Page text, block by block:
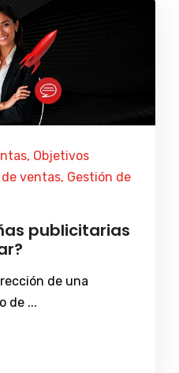
Objetivos
ventas, Gestión de
publicitarias
de una
de ...